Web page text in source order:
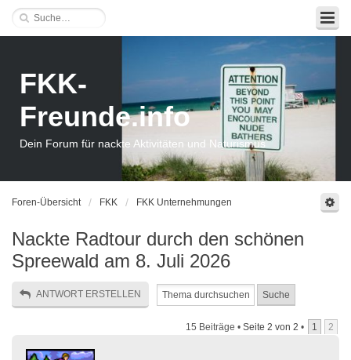
FKK-
Freunde.info
Dein Forum für nackte Aktivitäten und Naturismus
Foren-Übersicht FKK FKK Unternehmungen
Nackte Radtour durch den schönen
Spreewald am 8. Juli 2026
ANTWORT ERSTELLEN
15 Beiträge • Seite 2 von 2 • 1 2